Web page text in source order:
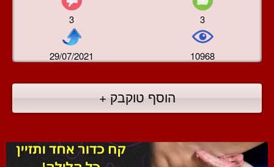
3 3
29/07/2021 10968
הוסף טוקבק +